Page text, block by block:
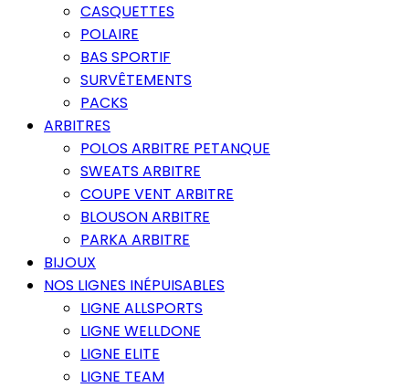
CASQUETTES
POLAIRE
BAS SPORTIF
SURVÊTEMENTS
PACKS
ARBITRES
POLOS ARBITRE PETANQUE
SWEATS ARBITRE
COUPE VENT ARBITRE
BLOUSON ARBITRE
PARKA ARBITRE
BIJOUX
NOS LIGNES INÉPUISABLES
LIGNE ALLSPORTS
LIGNE WELLDONE
LIGNE ELITE
LIGNE TEAM